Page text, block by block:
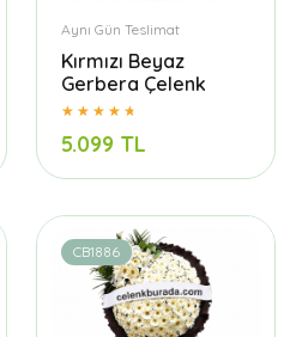
Aynı Gün Teslimat
Kırmızı Beyaz
Gerbera Çelenk
5.099 TL
CB1886